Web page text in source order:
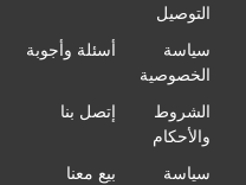
التوصيل
سياسة
الخصوصية
أسئلة وأجوبة
الشروط
والأحكام
إتصل بنا
سياسة بيع معنا